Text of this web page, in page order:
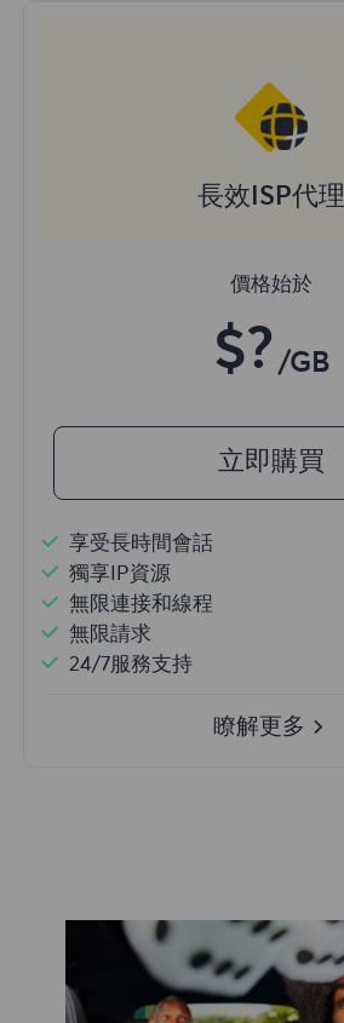
長效ISP代理
價格始於
$? /GB
立即購買
享受長時間會話
獨享IP資源
無限連接和線程
無限請求
24/7服務支持
瞭解更多